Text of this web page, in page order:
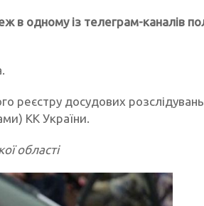
в одному із телеграм-каналів
реєстру досудових
КК України.
області